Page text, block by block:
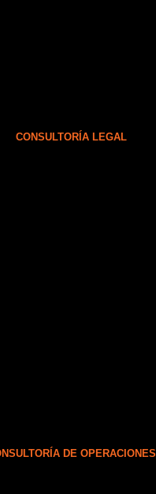
CONSULTORÍA LEGAL
DE OPERACIONES